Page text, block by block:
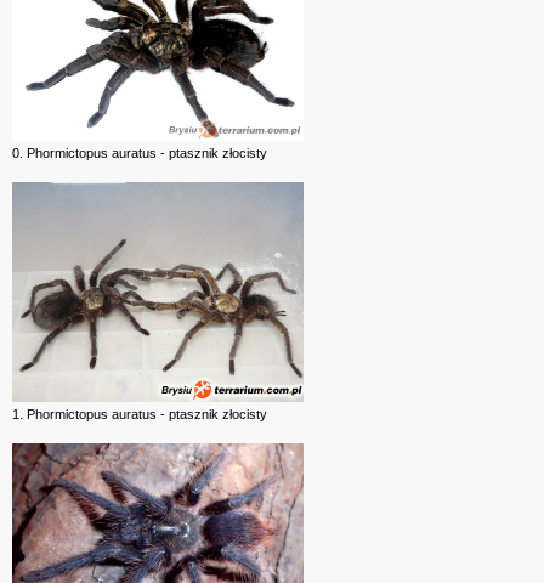
0. Phormictopus auratus - ptasznik złocisty
1. Phormictopus auratus - ptasznik złocisty